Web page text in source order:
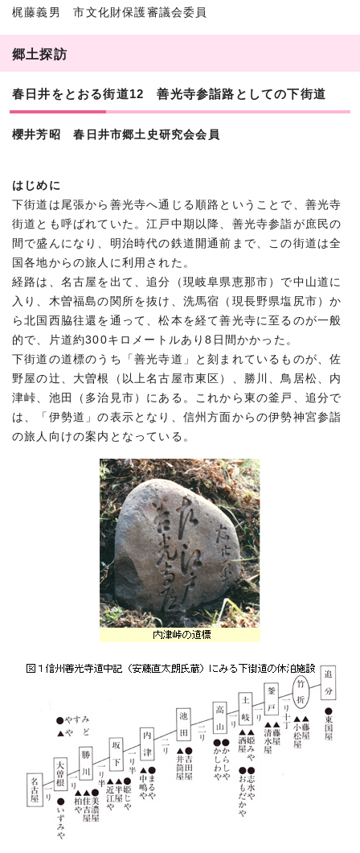
梶藤義男 市文化財保護審議会委員
郷土探訪
春日井をとおる街道12 善光寺参詣路としての下街道
櫻井芳昭 春日井市郷土史研究会会員
はじめに
下街道は尾張から善光寺へ通じる順路ということで、善光寺
街道とも呼ばれていた。江戸中期以降、善光寺参詣が庶民の
間で盛んになり、明治時代の鉄道開通前まで、この街道は全
国各地からの旅人に利用された。
経路は、名古屋を出て、追分（現岐阜県恵那市）で中山道に
入り、木曽福島の関所を抜け、洗馬宿（現長野県塩尻市）か
ら北国西脇往還を通って、松本を経て善光寺に至るのが一般
的で、片道約300キロメートルあり8日間かかった。
下街道の道標のうち「善光寺道」と刻まれているものが、佐
野屋の辻、大曽根（以上名古屋市東区）、勝川、鳥居松、内
津峠、池田（多治見市）にある。これから東の釜戸、追分で
は、「伊勢道」の表示となり、信州方面からの伊勢神宮参詣
の旅人向けの案内となっている。